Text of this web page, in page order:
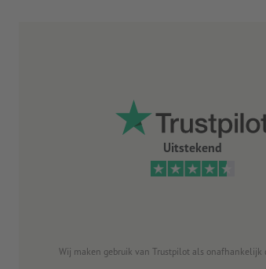
Uitstekend
Wij maken gebruik van Trustpilot als